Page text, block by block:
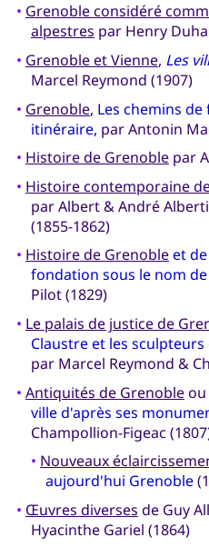
• Grenoble considéré
alpestres par Henry
• Grenoble et Vienne, Les
Marcel Reymond (1907)
• Grenoble, Les chemins
itinéraire, par Antonin
• Histoire de Grenoble par
• Histoire contemporaine
par Albert & André
(1855-1862)
• Histoire de Grenobleet
fondation sous le nom de
Pilot (1829)
• Le palais de justice de
Claustre et les
par Marcel Reymond &
• Antiquités de Grenobleou
ville d'après ses
Champollion-Figeac
• Nouveaux
aujourd'hui Grenoble
• Œuvres diverses de Guy
Hyacinthe Gariel (1864)